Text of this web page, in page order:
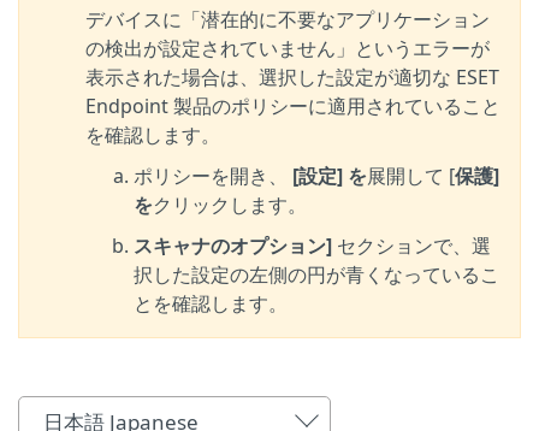
デバイスに「潜在的に不要なアプリケーション
の検出が設定されていません」というエラーが
表示された場合は、選択した設定が適切な ESET
Endpoint 製品のポリシーに適用されていること
を確認します。
ポリシーを開き、
[設定] を展開して [保護]
をクリックします。
スキャナのオプション] セクションで、選
択した設定の左側の円が青くなっているこ
とを確認します。
日本語 Japanese